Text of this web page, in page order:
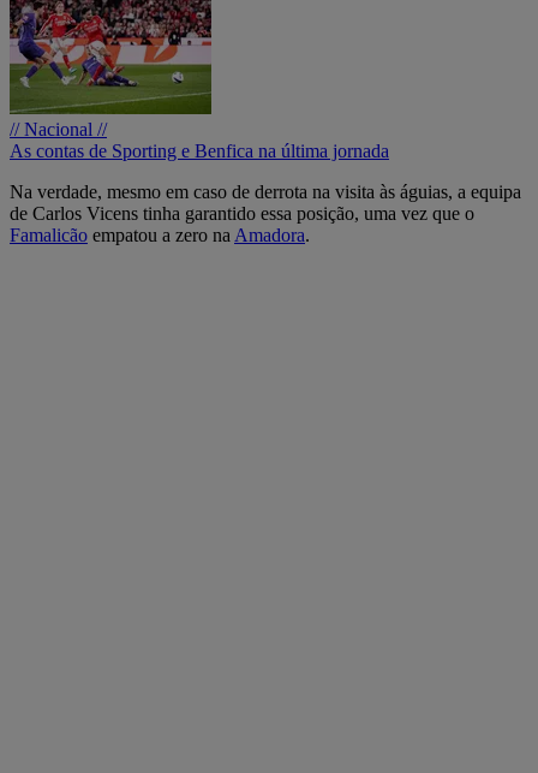
// Nacional //
As contas de Sporting e Benfica na última jornada
Na verdade, mesmo em caso de derrota na visita às águias, a equipa
de Carlos Vicens tinha garantido essa posição, uma vez que o
Famalicão empatou a zero na Amadora.